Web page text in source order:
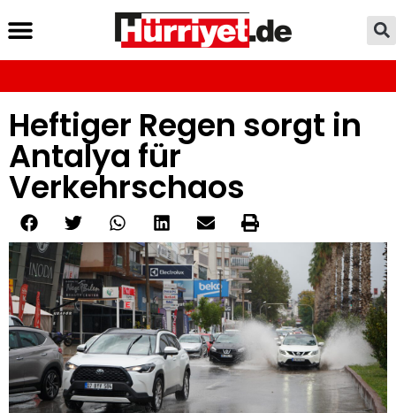
Heftiger Regen sorgt in
Antalya für
Verkehrschaos